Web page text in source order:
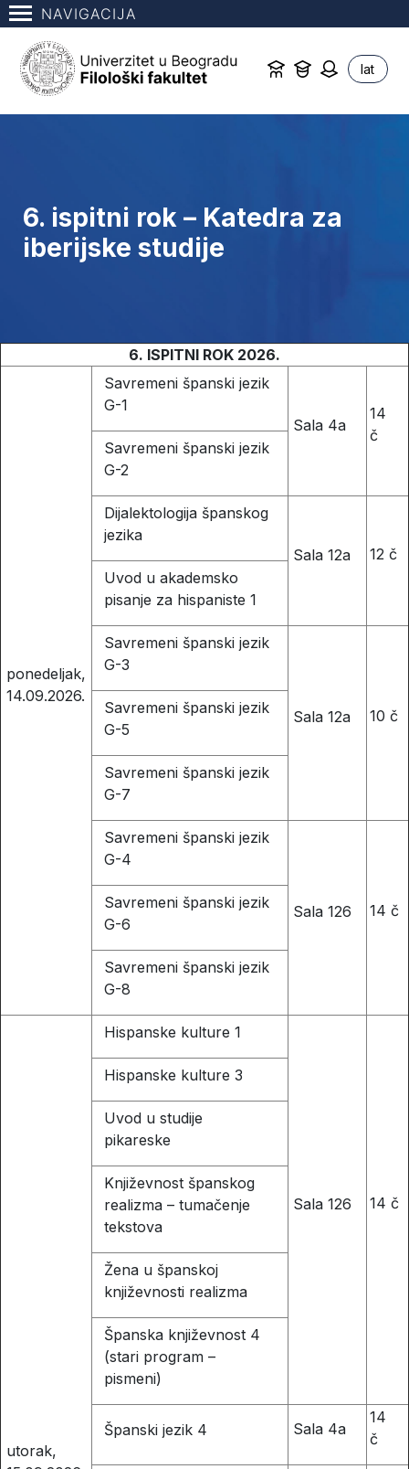
NAVIGACIJA
lat
6. ispitni rok – Katedra za
iberijske studije
6. ISPITNI ROK 2026.
ponedeljak,
14.09.2026.
Savremeni španski jezik
G-1
Sala 4a
14
č
Savremeni španski jezik
G-2
Dijalektologija španskog
jezika
Sala 12a
12 č
Uvod u akademsko
pisanje za hispaniste 1
Savremeni španski jezik
G-3
Sala 12a 10 č
Savremeni španski jezik
G-5
Savremeni španski jezik
G-7
Savremeni španski jezik
G-4
Sala 126 14 č
Savremeni španski jezik
G-6
Savremeni španski jezik
G-8
utorak,
Hispanske kulture 1
Sala 126 14 č
Hispanske kulture 3
Uvod u studije
pikareske
Književnost španskog
realizma – tumačenje
tekstova
Žena u španskoj
književnosti realizma
Španska književnost 4
(stari program –
pismeni)
Španski jezik 4 Sala 4a
14
č